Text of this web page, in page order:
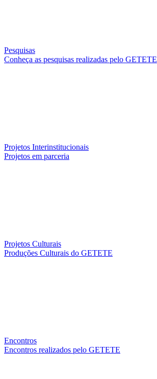
Pesquisas
Conheça as pesquisas realizadas pelo GETETE
Projetos Interinstitucionais
Projetos em parceria
Projetos Culturais
Produções Culturais do GETETE
Encontros
Encontros realizados pelo GETETE